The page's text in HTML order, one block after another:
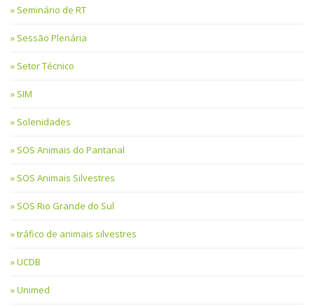
Seminário de RT
Sessão Plenária
Setor Técnico
SIM
Solenidades
SOS Animais do Pantanal
SOS Animais Silvestres
SOS Rio Grande do Sul
tráfico de animais silvestres
UCDB
Unimed